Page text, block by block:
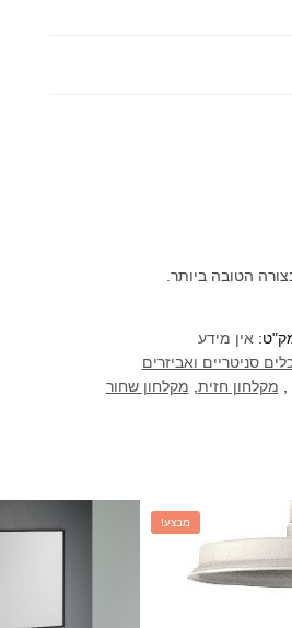
הטובה ביותר.
אין מידע
סניטריים ואביזרים
מקלחון חזית מקלחון שחור
מבצע!